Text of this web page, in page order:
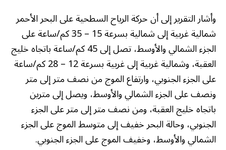
وأشار التقرير إلى أن حركة الرياح السطحية على البحر الأحمر
شمالية غربية إلى شمالية بسرعة 15 – 35 كم/ساعة على
الجزء الشمالي والأوسط، تصل إلى 45 كم/ساعة باتجاه خليج
العقبة، وشمالية غربية إلى غربية بسرعة 12 – 28 كم/ساعة
على الجزء الجنوبي، وارتفاع الموج من نصف متر إلى متر
ونصف على الجزء الشمالي والأوسط، ويصل إلى مترين
باتجاه خليج العقبة، ومن نصف متر إلى متر على الجزء
الجنوبي، وحالة البحر خفيف إلى متوسط الموج على الجزء
الشمالي والأوسط، وخفيف الموج على الجزء الجنوبي.